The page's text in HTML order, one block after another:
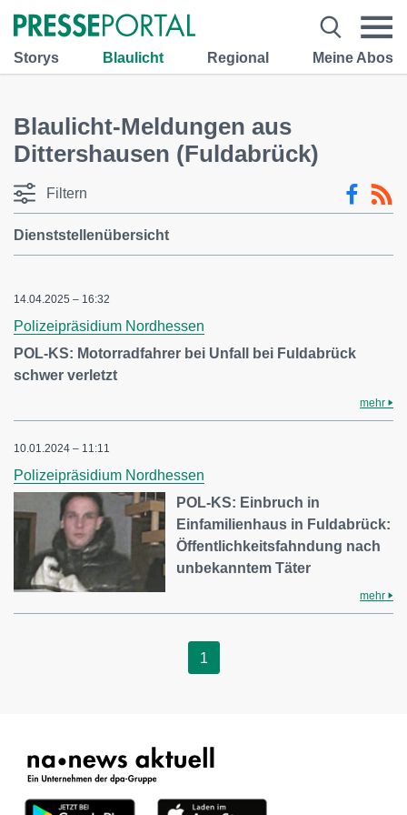
Storys Blaulicht Regional Meine Abos
Blaulicht-Meldungen aus
Dittershausen (Fuldabrück)
Filtern
Dienststellenübersicht
14.04.2025 – 16:32
Polizeipräsidium Nordhessen
POL-KS: Motorradfahrer bei Unfall bei Fuldabrück
schwer verletzt
mehr
10.01.2024 – 11:11
Polizeipräsidium Nordhessen
POL-KS: Einbruch in
Einfamilienhaus in Fuldabrück:
Öffentlichkeitsfahndung nach
unbekanntem Täter
mehr
1